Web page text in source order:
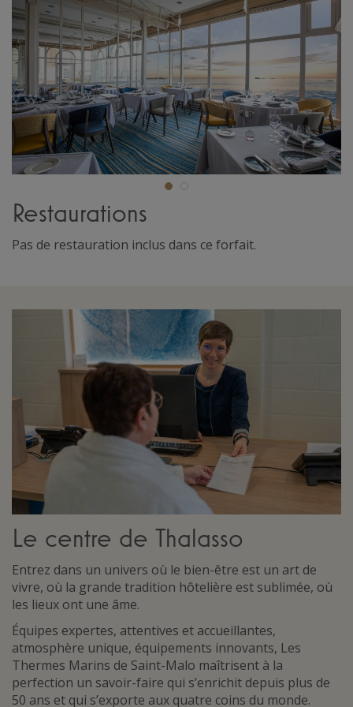
Restaurations
Pas de restauration inclus dans ce forfait.
Le centre de Thalasso
Entrez dans un univers où le bien-être est un art de
vivre, où la grande tradition hôtelière est sublimée, où
les lieux ont une âme.
Équipes expertes, attentives et accueillantes,
atmosphère unique, équipements innovants, Les
Thermes Marins de Saint-Malo maîtrisent à la
perfection un savoir-faire qui s’enrichit depuis plus de
50 ans et qui s’exporte aux quatre coins du monde.